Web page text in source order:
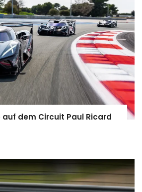
dem Circuit Paul Ricard